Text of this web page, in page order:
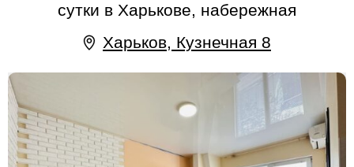
сутки в Харькове, набережная
Харьков, Кузнечная 8